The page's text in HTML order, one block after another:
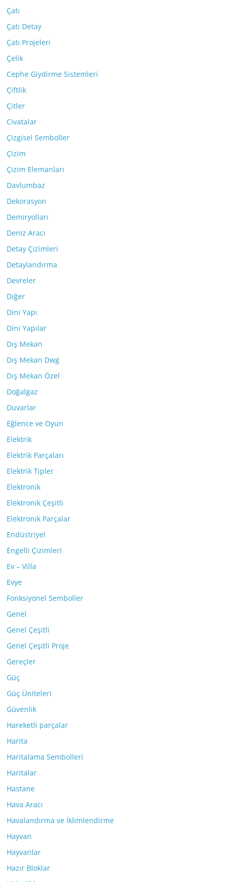
Çatı
Çatı Detay
Çatı Projeleri
Çelik
Cephe Giydirme Sistemleri
Çiftlik
Çitler
Civatalar
Çizgisel Semboller
Çizim
Çizim Elemanları
Davlumbaz
Dekorasyon
Demiryolları
Deniz Aracı
Detay Çizimleri
Detaylandırma
Devreler
Diğer
Dini Yapı
Dini Yapılar
Dış Mekan
Dış Mekan Dwg
Dış Mekan Özel
Doğalgaz
Duvarlar
Eğlence ve Oyun
Elektrik
Elektrik Parçaları
Elektrik Tipler
Elektronik
Elektronik Çeşitli
Elektronik Parçalar
Endüstriyel
Engelli Çizimleri
Ev – Villa
Evye
Fonksiyonel Semboller
Genel
Genel Çeşitli
Genel Çeşitli Proje
Gereçler
Güç
Güç Üniteleri
Güvenlik
Hareketli parçalar
Harita
Haritalama Sembolleri
Haritalar
Hastane
Hava Aracı
Havalandırma ve İklimlendirme
Hayvan
Hayvanlar
Hazır Bloklar